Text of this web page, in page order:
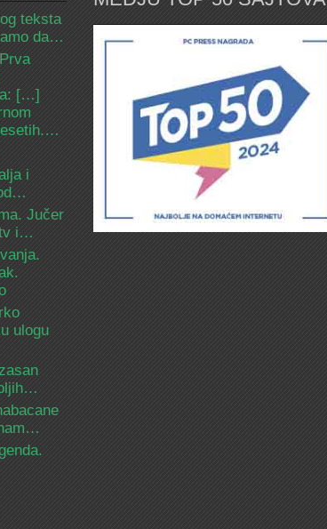
teksta
da…
[…]
i
Jučer
i…
ulogu